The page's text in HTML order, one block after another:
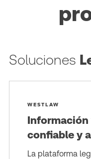
Soluciones
WESTLAW
confiable y
La plataforma